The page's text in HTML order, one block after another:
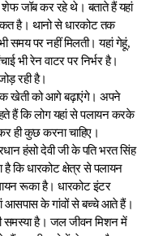
शेफ जॉब कर रहे थे। बताते हैं यहां
है। थानो से धारकोट तक
समय पर नहीं मिलती। यहां गेहूं,
भी रेन वाटर पर निर्भर है।
रही है।
खेती को आगे बढ़ाएंगे। अपने
हैं कि लोग यहां से पलायन करके
ही कुछ करना चाहिए।
हंसो देवी जी के पति भरत सिंह
कि धारकोट क्षेत्र से पलायन
रूका है। धारकोट इंटर
आसपास के गांवों से बच्चे आते हैं।
समस्या है। जल जीवन मिशन में